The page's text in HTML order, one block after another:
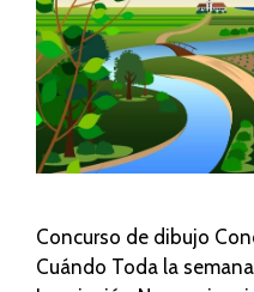
Concurso de dibujo
Cuándo Toda la